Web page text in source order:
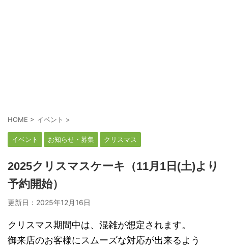
HOME > イベント >
イベント お知らせ・募集 クリスマス
2025クリスマスケーキ（11月1日(土)より
予約開始）
更新日： 2025年12月16日
クリスマス期間中は、混雑が想定されます。
御来店のお客様にスムーズな対応が出来るよう